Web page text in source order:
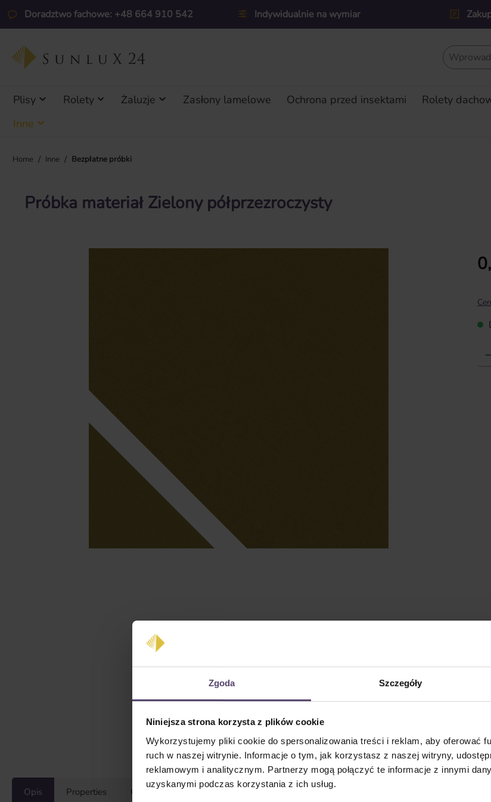
Zgoda Szczegóły
Niniejsza strona korzysta z plików cookie
Wykorzystujemy pliki cookie do spersonalizowania treści i reklam, aby oferować
ruch w naszej witrynie. Informacje o tym, jak korzystasz z naszej witryny,
reklamowym i analitycznym. Partnerzy mogą połączyć te informacje z innymi
uzyskanymi podczas korzystania z ich usług.
do głównej zawartości
Przejdź do wyszukiwania
Przejdź do głównej nawigacji
Doradztwo fachowe: +48 664 910 542 Indywidualnie na wymiar
Plisy Rolety Żaluzje Zasłony lamelowe Ochrona przed insektami Rolety
Inne
Home / Inne / Bezpłatne próbki
Próbka materiał Zielony półprzezroczysty
Opis Properties Opinie/Recenzje